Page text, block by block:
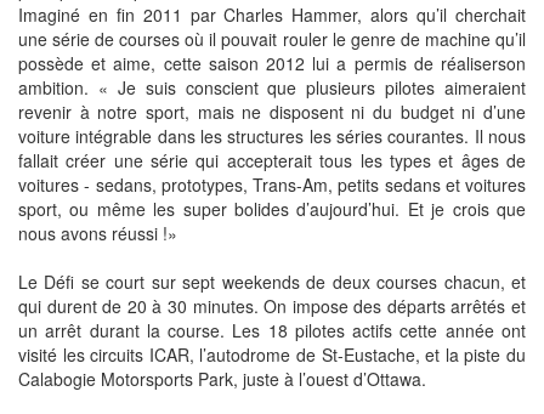
Imaginé en fin 2011 par Charles Hammer, alors qu’il cherchait
une série de courses où il pouvait rouler le genre de machine qu’il
possède et aime, cette saison 2012 lui a permis de réaliserson
ambition. « Je suis conscient que plusieurs pilotes aimeraient
revenir à notre sport, mais ne disposent ni du budget ni d’une
voiture intégrable dans les structures les séries courantes. Il nous
fallait créer une série qui accepterait tous les types et âges de
voitures - sedans, prototypes, Trans-Am, petits sedans et voitures
sport, ou même les super bolides d’aujourd’hui. Et je crois que
nous avons réussi !»
Le Défi se court sur sept weekends de deux courses chacun, et
qui durent de 20 à 30 minutes. On impose des départs arrêtés et
un arrêt durant la course. Les 18 pilotes actifs cette année ont
visité les circuits ICAR, l’autodrome de St-Eustache, et la piste du
Calabogie Motorsports Park, juste à l’ouest d’Ottawa.